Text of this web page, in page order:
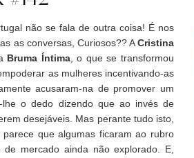
não se fala de outra coisa! É nos
as conversas, Curiosos?? ACristina
Bruma Íntima, o que se transformou
as mulheres incentivando-as
acusaram-na de promover um
lhe o dedo dizendo que ao invés de
desejáveis. Mas perante tudo isto,
que algumas ficaram ao rubro
mercado ainda não explorado. E,